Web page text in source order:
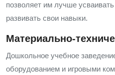
позволяет им лучше
развивать свои навыки.
Материально-
Дошкольное учебное
оборудованием и игровыми